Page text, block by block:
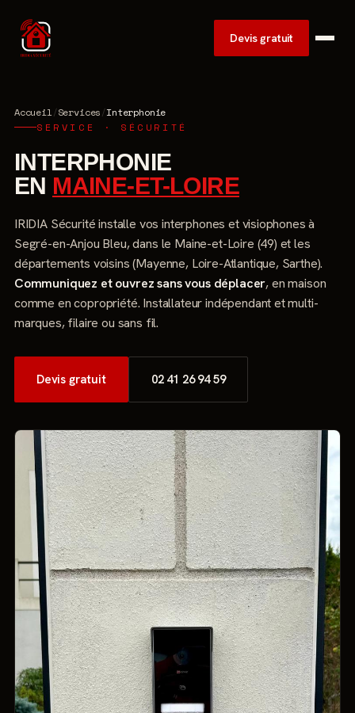
Devis gratuit
Accueil/Services/Interphonie
SERVICE · SÉCURITÉ
INTERPHONIE
EN MAINE-ET-LOIRE
IRIDIA Sécurité installe vos interphones et visiophones à
Segré-en-Anjou Bleu, dans le Maine-et-Loire (49) et les
départements voisins (Mayenne, Loire-Atlantique, Sarthe).
Communiquez et ouvrez sans vous déplacer, en maison
comme en copropriété. Installateur indépendant et multi-
marques, filaire ou sans fil.
Devis gratuit 02 41 26 94 59